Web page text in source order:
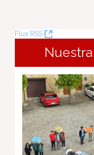
Flux RSS
(Ouvre
nouvelle